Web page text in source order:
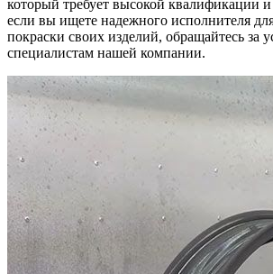
который требует высокой квалификации
если вы ищете надежного исполнителя
покраски своих изделий, обращайтесь за
специалистам нашей компании.